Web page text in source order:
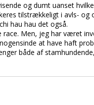
og dumt uanset
tilstrækkeligt i avls-
hau hau det også.
race. Men, jeg har været
at have haft
både af